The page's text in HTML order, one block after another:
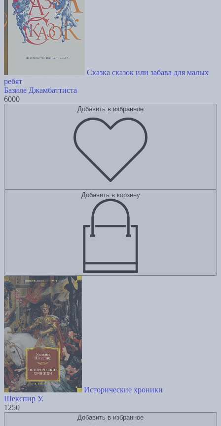
Сказка сказок или забава для малых
ребят
Базиле Джамбаттиста
6000
Добавить в избранное
Добавить в корзину
Исторические хроники
Шекспир У.
1250
Добавить в избранное